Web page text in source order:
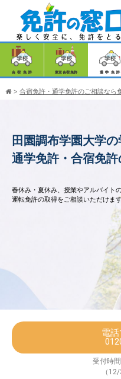
合宿免許 東京合宿免許 通学免許
> 合宿免許・通学免許のご相談なら
田園調布学園大学
通学免許・合宿免
春休み・夏休み、授業やアルバイト
運転免許の取得をご相談いただけます
電
受付時
（